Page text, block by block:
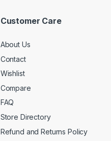
Customer Care
About Us
Contact
Wishlist
Compare
FAQ
Store Directory
Refund and Returns Policy